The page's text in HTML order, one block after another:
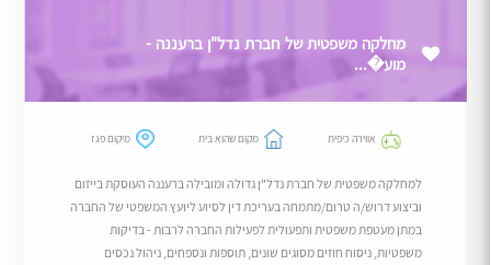
מחלקה משפטית של חברת נדל"ן ברעננה -
מוע�...
אווירה כיפית מקום שהוא בית מיקום פגז
למחלקה משפטית של חברת נדל"ן גדולה ומובילה ברעננה העוסקת בייזום
וביצוע דרוש/ה טרום/מתמחה בעריכת דין לסיוע ליועץ המשפטי של החברה
במתן מעטפת משפטית ותפעולית לפעילות החברה לרבות - בדיקות
משפטיות, ניסוח חוזים מסוגים שונים, תוספות ונספחים, ניהול נכסים